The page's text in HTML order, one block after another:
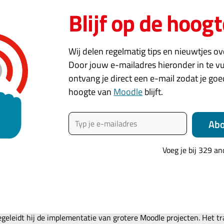
met een team van collega’s afreizen naar deze Global
Benelux afvaardiging aanwezig kunnen zijn? Natuurlijk
is willen wij de mogelijkheid onderzoeken of we dit voor
om te gaan en interesse hebt om je bij ons aan te
We komen in een volgend artikel terug op
MootGlobal22
Global 2022 Barcelona
hij de implementatie van grotere Moodle projecten. Het
Blijf op de
Wij delen regelmatig tips en nieuwtjes
Door jouw e-mailadres hieronder in te
ontvang je direct een e-mail zodat je
hoogte van Moodleblijft.
Typ je e-mailadres
Voeg je bij 329